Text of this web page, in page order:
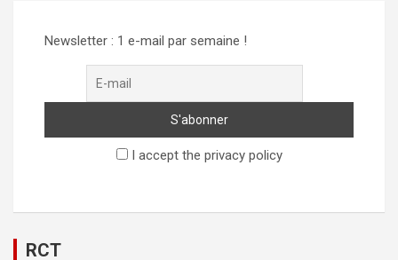
Newsletter : 1 e-mail par semaine !
I accept the privacy policy
RCT